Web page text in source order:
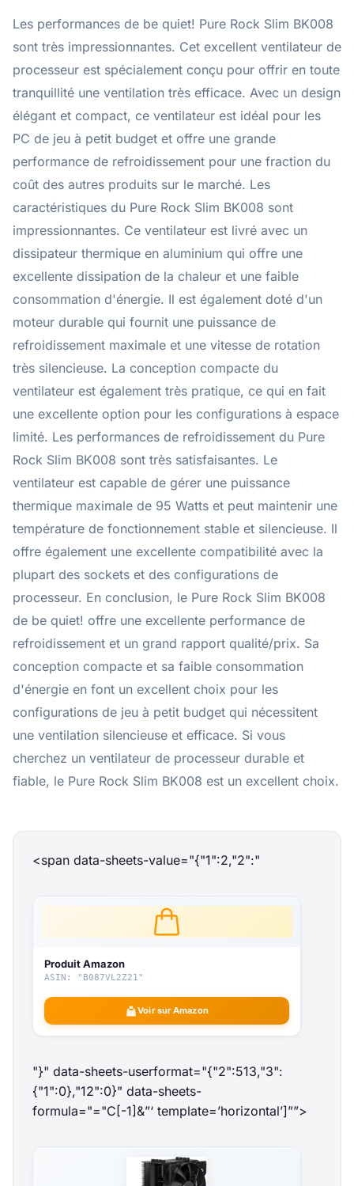
Les performances de be quiet! Pure Rock Slim BK008
sont très impressionnantes. Cet excellent ventilateur de
processeur est spécialement conçu pour offrir en toute
tranquillité une ventilation très efficace. Avec un design
élégant et compact, ce ventilateur est idéal pour les
PC de jeu à petit budget et offre une grande
performance de refroidissement pour une fraction du
coût des autres produits sur le marché. Les
caractéristiques du Pure Rock Slim BK008 sont
impressionnantes. Ce ventilateur est livré avec un
dissipateur thermique en aluminium qui offre une
excellente dissipation de la chaleur et une faible
consommation d'énergie. Il est également doté d'un
moteur durable qui fournit une puissance de
refroidissement maximale et une vitesse de rotation
très silencieuse. La conception compacte du
ventilateur est également très pratique, ce qui en fait
une excellente option pour les configurations à espace
limité. Les performances de refroidissement du Pure
Rock Slim BK008 sont très satisfaisantes. Le
ventilateur est capable de gérer une puissance
thermique maximale de 95 Watts et peut maintenir une
température de fonctionnement stable et silencieuse. Il
offre également une excellente compatibilité avec la
plupart des sockets et des configurations de
processeur. En conclusion, le Pure Rock Slim BK008
de be quiet! offre une excellente performance de
refroidissement et un grand rapport qualité/prix. Sa
conception compacte et sa faible consommation
d'énergie en font un excellent choix pour les
configurations de jeu à petit budget qui nécessitent
une ventilation silencieuse et efficace. Si vous
cherchez un ventilateur de processeur durable et
fiable, le Pure Rock Slim BK008 est un excellent choix.
<span data-sheets-value="{"1":2,"2":"
Produit Amazon
ASIN: "B087VL2Z21"
Voir sur Amazon
"}" data-sheets-userformat="{"2":513,"3":
{"1":0},"12":0}" data-sheets-
formula="="C[-1]&”‘ template=’horizontal’]””>